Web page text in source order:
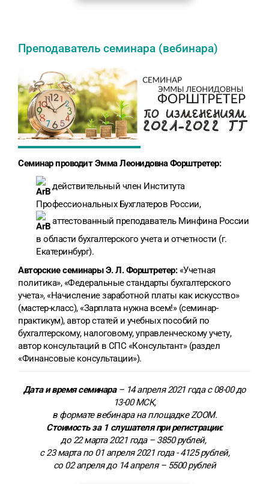
Преподаватель семинара (вебинара)
Семинар проводит Эмма Леонидовна Форштретер:
действительный член Института
Профессиональных Бухглатеров России,
аттестованный преподаватель Минфина России
в области бухгалтерского учета и отчетности (г.
Екатеринбург).
Авторские семинары Э. Л. Форштретер:«Учетная
политика», «Федеральные стандарты бухгалтерского
учета», «Начисление заработной платы как искусство»
(мастер-класс), «Зарплата нужна всем!» (семинар-
практикум), автор статей и учебных пособий по
бухгалтерскому, налоговому, управленческому учету,
автор консультаций в СПС «Консультант» (раздел
«Финансовые консультации»).
Дата и время семинара– 14 апреля 2021 года с 08-00 до
13-00 МСК,
в формате вебинара на площадке ZOOM.
Стоимость за 1 слушателя при регистрации:
до 22 марта 2021 года – 3850 рублей,
с 23 марта по 01 апреля 2021 года - 4125 рублей,
со 02 апреля до 14 апреля – 5500 рублей